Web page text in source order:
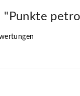
"Punkte